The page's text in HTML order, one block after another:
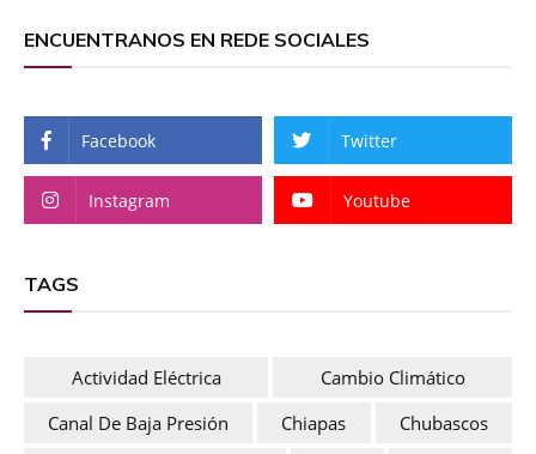
ENCUENTRANOS EN REDE SOCIALES
Facebook Twitter
Instagram Youtube
TAGS
Actividad Eléctrica
Cambio Climático
Canal De Baja Presión
Chiapas
Chubascos